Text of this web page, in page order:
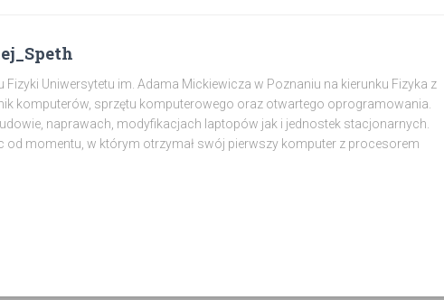
Fizyki Uniwersytetu im. Adama Mickiewicza w Poznaniu na kierunku Fizyka z
komputerów, sprzętu komputerowego oraz otwartego oprogramowania.
naprawach, modyfikacjach laptopów jak i jednostek stacjonarnych.
od momentu, w którym otrzymał swój pierwszy komputer z procesorem